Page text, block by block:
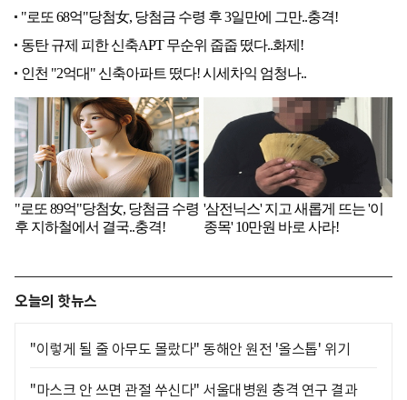
오늘의 핫뉴스
"이렇게 될 줄 아무도 몰랐다" 동해안 원전 '올스톱' 위기
"마스크 안 쓰면 관절 쑤신다" 서울대병원 충격 연구 결과